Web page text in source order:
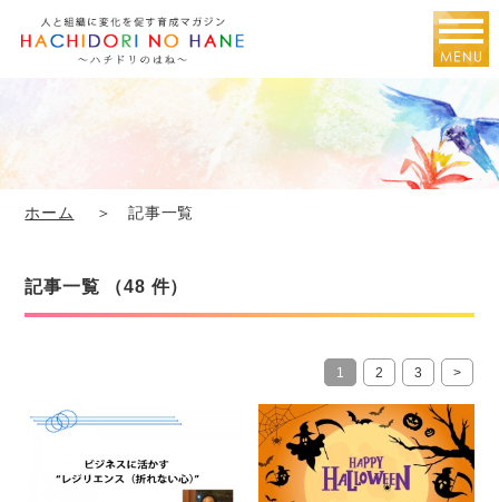
ホーム ＞ 記事一覧
記事一覧 （48 件）
1 2 3 >